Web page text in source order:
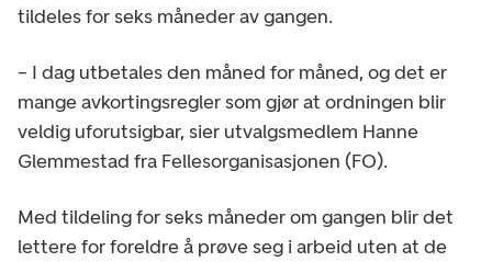
tildeles for seks måneder av gangen.
– I dag utbetales den måned for måned, og det er
mange avkortingsregler som gjør at ordningen blir
veldig uforutsigbar, sier utvalgsmedlem Hanne
Glemmestad fra Fellesorganisasjonen (FO).
Med tildeling for seks måneder om gangen blir det
lettere for foreldre å prøve seg i arbeid uten at de